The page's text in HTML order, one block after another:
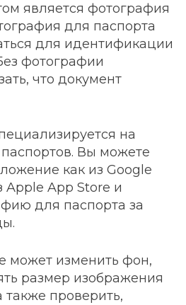
является фотография
для паспорта
для идентификации
фотографии
что документ
на
Вы можете
как из Google
Apple App Store и
для паспорта за
может изменить фон,
размер изображения
также проверить,